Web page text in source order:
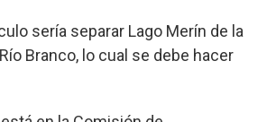
sería separar Lago Merín de la
Branco, lo cual se debe hacer